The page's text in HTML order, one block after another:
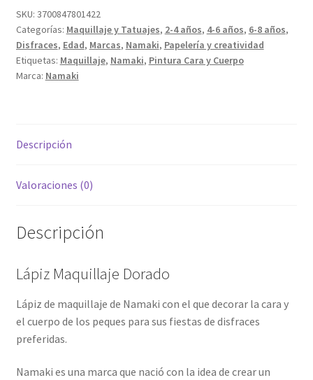
SKU: 3700847801422
Categorías: Maquillaje y Tatuajes, 2-4 años, 4-6 años, 6-8 años,
Disfraces, Edad, Marcas, Namaki, Papelería y creatividad
Etiquetas: Maquillaje, Namaki, Pintura Cara y Cuerpo
Marca: Namaki
Descripción
Valoraciones (0)
Descripción
Lápiz Maquillaje Dorado
Lápiz de maquillaje de Namaki con el que decorar la cara y
el cuerpo de los peques para sus fiestas de disfraces
preferidas.
Namaki es una marca que nació con la idea de crear un